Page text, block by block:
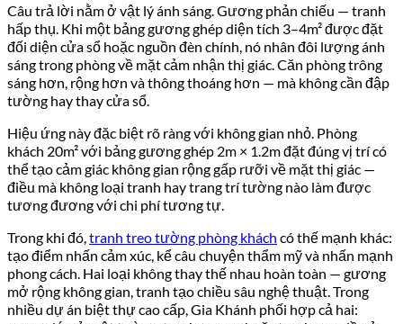
Câu trả lời nằm ở vật lý ánh sáng. Gương phản chiếu — tranh
hấp thụ. Khi một bảng gương ghép diện tích 3–4m² được đặt
đối diện cửa sổ hoặc nguồn đèn chính, nó nhân đôi lượng ánh
sáng trong phòng về mặt cảm nhận thị giác. Căn phòng trông
sáng hơn, rộng hơn và thông thoáng hơn — mà không cần đập
tường hay thay cửa sổ.
Hiệu ứng này đặc biệt rõ ràng với không gian nhỏ. Phòng
khách 20m² với bảng gương ghép 2m × 1.2m đặt đúng vị trí có
thể tạo cảm giác không gian rộng gấp rưỡi về mặt thị giác —
điều mà không loại tranh hay trang trí tường nào làm được
tương đương với chi phí tương tự.
Trong khi đó,tranh treo tường phòng khách có thế mạnh khác:
tạo điểm nhấn cảm xúc, kể câu chuyện thẩm mỹ và nhấn mạnh
phong cách. Hai loại không thay thế nhau hoàn toàn — gương
mở rộng không gian, tranh tạo chiều sâu nghệ thuật. Trong
nhiều dự án biệt thự cao cấp, Gia Khánh phối hợp cả hai: